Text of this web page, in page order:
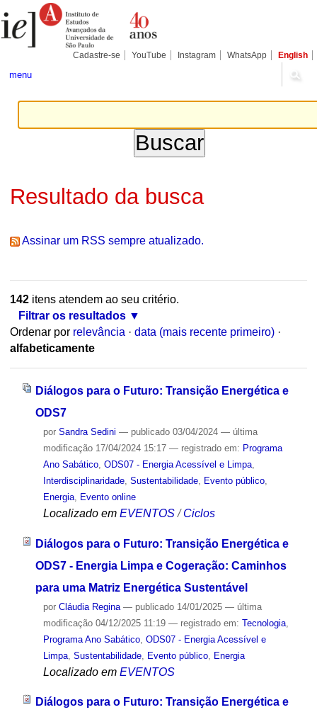
para
conteúdo.
Pessoais
Cadastre-se YouTube Instagram WhatsApp English
menu
Resultado da busca
Assinar um RSS sempre atualizado.
142itens atendem ao seu critério.
Filtrar os resultados
Ordenar por relevância · data (mais recente primeiro) ·
alfabeticamente
Diálogos para o Futuro: Transição Energética e
ODS7
por Sandra Sedini — publicado03/04/2024 — última
modificação17/04/2024 15:17 — registrado em: Programa
Ano Sabático, ODS07 - Energia Acessível e Limpa,
Interdisciplinaridade, Sustentabilidade, Evento público,
Energia, Evento online
Localizado em EVENTOS /Ciclos
Diálogos para o Futuro: Transição Energética e
ODS7 - Energia Limpa e Cogeração: Caminhos
para uma Matriz Energética Sustentável
por Cláudia Regina — publicado14/01/2025 — última
modificação04/12/2025 11:19 — registrado em: Tecnologia,
Programa Ano Sabático, ODS07 - Energia Acessível e
Limpa, Sustentabilidade, Evento público, Energia
Localizado em EVENTOS
Diálogos para o Futuro: Transição Energética e